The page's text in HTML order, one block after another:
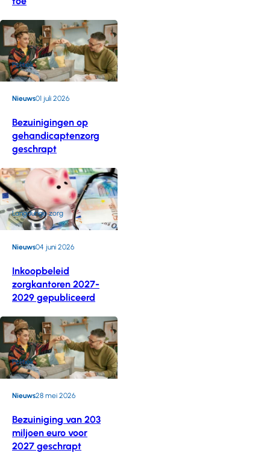
Bezuinigingen op
gehandicaptenzorg
geschrapt
Nieuws01 juli 2026
Politiek
Inkoopbeleid
zorgkantoren 2027-
2029 gepubliceerd
Nieuws04 juni 2026
Langdurige zorg
Bezuiniging van 203
miljoen euro voor
2027 geschrapt
Nieuws28 mei 2026
Politiek